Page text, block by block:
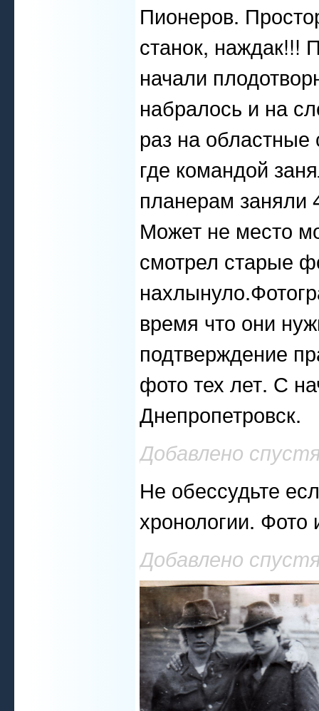
Пионеров.
станок, наждак!!!
начали
набралось и на
раз на областные
где командой
планерам заняли
Может не место
смотрел старые
время что они
подтверждение
фото тех лет. С
Днепропетровск.
Добавлено
Не обессудьте
хронологии.
Добавлено